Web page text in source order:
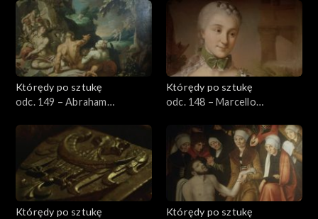
Nikolausa Jenckwitza-
Posadowskiego
Którędy po sztukę
odc. 149 – Abraham
Którędy po sztukę
odc. 148 – Marcello
Którędy po sztukę
Którędy po sztukę